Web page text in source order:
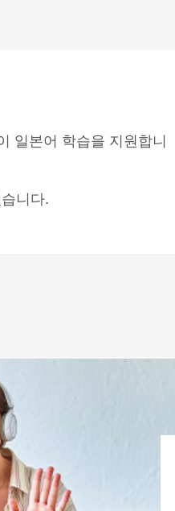
일본어 학습을 지원합니
니다.